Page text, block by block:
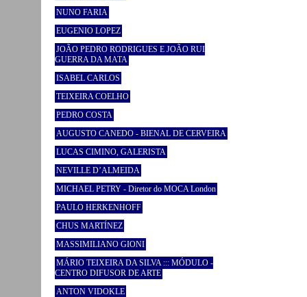
NUNO FARIA
EUGENIO LOPEZ
JOÃO PEDRO RODRIGUES E JOÃO RUI
GUERRA DA MATA
ISABEL CARLOS
TEIXEIRA COELHO
PEDRO COSTA
AUGUSTO CANEDO - BIENAL DE CERVEIRA
LUCAS CIMINO, GALERISTA
NEVILLE D’ALMEIDA
MICHAEL PETRY - Diretor do MOCA London
PAULO HERKENHOFF
CHUS MARTÍNEZ
MASSIMILIANO GIONI
MÁRIO TEIXEIRA DA SILVA ::: MÓDULO -
CENTRO DIFUSOR DE ARTE
ANTON VIDOKLE